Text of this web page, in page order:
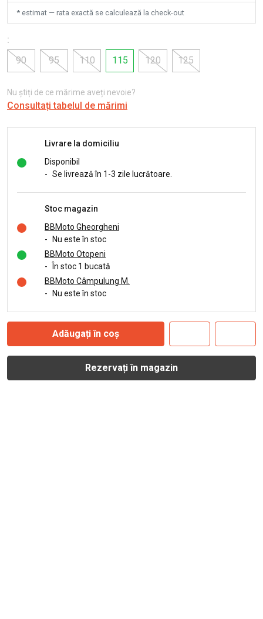
* estimat — rata exactă se calculează la check-out
:
90
95 110 115 120 125
Nu știți de ce mărime aveți nevoie?
Consultați tabelul de mărimi
Livrare la domiciliu
Disponibil
- Se livrează în 1-3 zile lucrătoare.
Stoc magazin
BBMoto Gheorgheni
-
Nu este în stoc
BBMoto Otopeni
-
În stoc 1 bucată
BBMoto Câmpulung M.
-
Nu este în stoc
Adăugați în coș
Rezervați în magazin